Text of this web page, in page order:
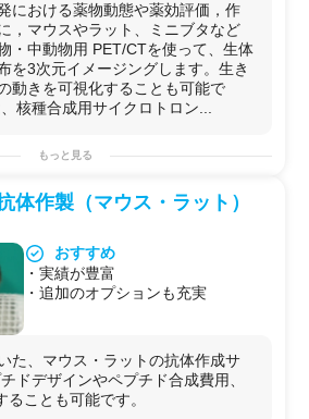
における薬物動態や薬効評価，作
，マウスやラット、ミニブタなど
・中動物用 PET/CTを使って、生体
を3次元イメージングします。生き
動きを可視化することも可能で
核種合成用サイクロトロン...
品・農業（育種・農薬・肥料等）
もっと見る
体作製（マウス・ラット）
おすすめ
・実績が豊富
・追加のオプションも充実
た、マウス・ラットの抗体作成サ
ドデザインやペプチド合成費用、
ことも可能です。